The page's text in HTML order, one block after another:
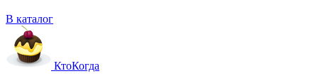
В каталог
КтоКогда